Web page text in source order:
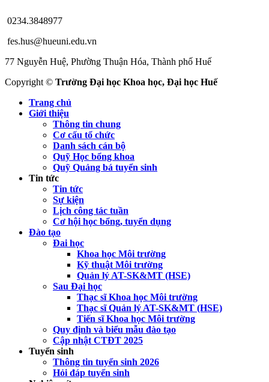
0234.3848977
fes.hus@hueuni.edu.vn
77 Nguyễn Huệ, Phường Thuận Hóa, Thành phố Huế
Copyright © Trường Đại học Khoa học, Đại học Huế
Trang chủ
Giới thiệu
Thông tin chung
Cơ cấu tổ chức
Danh sách cán bộ
Quỹ Học bổng khoa
Quỹ Quảng bá tuyển sinh
Tin tức
Tin tức
Sự kiện
Lịch công tác tuần
Cơ hội học bổng, tuyển dụng
Đào tạo
Đai học
Khoa học Môi trường
Kỹ thuật Môi trường
Quản lý AT-SK&MT (HSE)
Sau Đại học
Thạc sĩ Khoa học Môi trường
Thạc sĩ Quản lý AT-SK&MT (HSE)
Tiến sĩ Khoa học Môi trường
Quy định và biểu mẫu đào tạo
Cập nhật CTĐT 2025
Tuyển sinh
Thông tin tuyển sinh 2026
Hỏi đáp tuyển sinh